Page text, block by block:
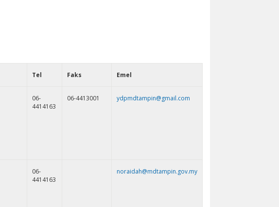
Tel Faks Emel
06-
4414163
06-4413001 ydpmdtampin@gmail.com
06-
4414163
noraidah@mdtampin.gov.my